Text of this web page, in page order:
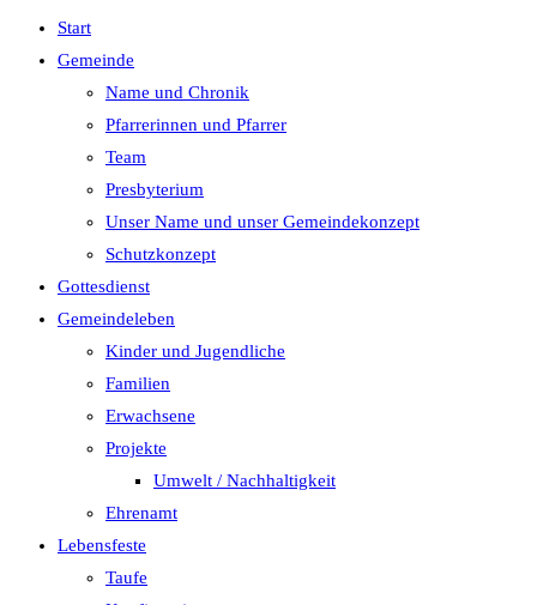
Start
Gemeinde
Name und Chronik
Pfarrerinnen und Pfarrer
Team
Presbyterium
Unser Name und unser Gemeindekonzept
Schutzkonzept
Gottesdienst
Gemeindeleben
Kinder und Jugendliche
Familien
Erwachsene
Projekte
Umwelt / Nachhaltigkeit
Ehrenamt
Lebensfeste
Taufe